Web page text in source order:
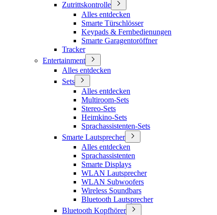
Zutrittskontrolle
Alles entdecken
Smarte Türschlösser
Keypads & Fernbedienungen
Smarte Garagentoröffner
Tracker
Entertainment
Alles entdecken
Sets
Alles entdecken
Multiroom-Sets
Stereo-Sets
Heimkino-Sets
Sprachassistenten-Sets
Smarte Lautsprecher
Alles entdecken
Sprachassistenten
Smarte Displays
WLAN Lautsprecher
WLAN Subwoofers
Wireless Soundbars
Bluetooth Lautsprecher
Bluetooth Kopfhörer